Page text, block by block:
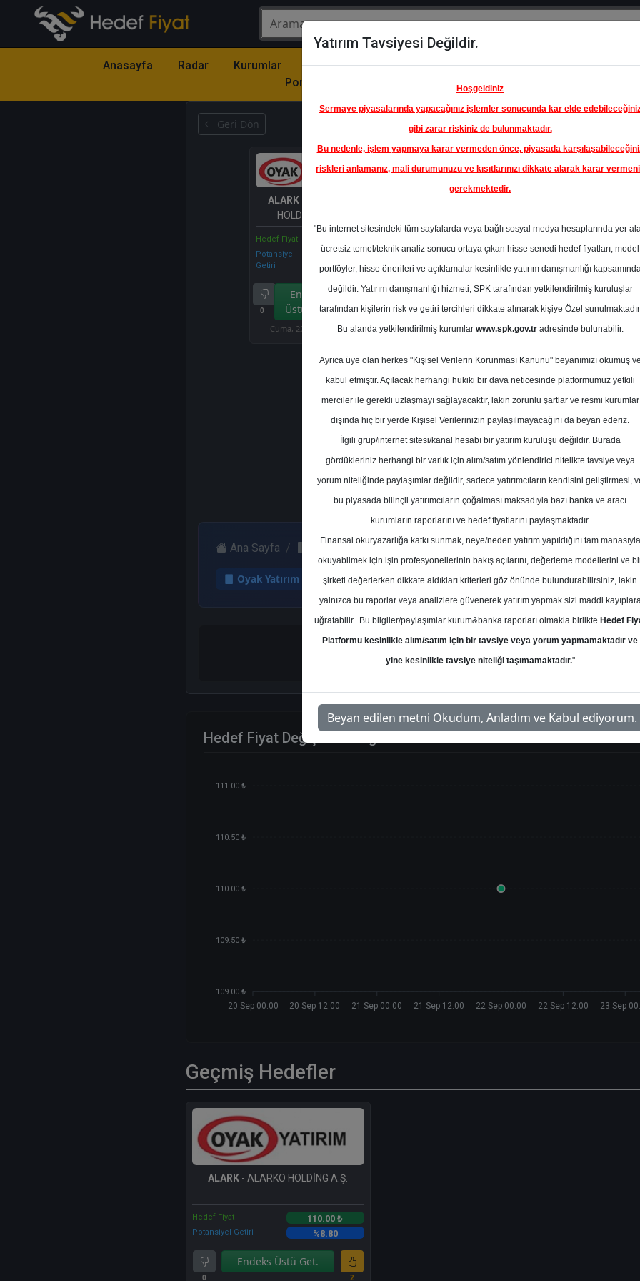
Anasayfa Radar Kurumlar
Model
Portföy
Hisse
Öne
Çıkanlar
Raporlar
Geri Dön
ALARK
HOLDİNG A.Ş.
Hedef Fiyat
Potansiyel
Getiri
%8.80
0
Endeks
Üstü Get.
2
Cuma, 22 Eylül 2023
En Yüksek Tahmin
Ortalama Fiyat
Tahmini
Potansiyeli
Kurum Sayısı
3
Cuma, 22 Eylül 2023
Ana Sayfa Hedef Fiyat
Oyak Yatırım Hedef: 110.00 ₺ Potansiyel: %8.80
Hedef Fiyat Değişim Grafiği
111.00 ₺
110.50 ₺
110.00 ₺
109.50 ₺
109.00 ₺
20 Sep 00:00 20 Sep 12:00 21 Sep 00:00 21 Sep 12:00 22 Sep 00:00 22 Sep 12:00 23 Sep
Geçmiş Hedefler
ALARK - ALARKO HOLDİNG A.Ş.
Hedef Fiyat 110.00 ₺
Potansiyel Getiri %8.80
0
Endeks Üstü Get.
2
Yatırım Tavsiyesi Değildir.
Hoşgeldiniz
Sermaye piyasalarında yapacağınız işlemler sonucunda kar elde
gibi zarar riskiniz de bulunmaktadır.
Bu nedenle, işlem yapmaya karar vermeden önce, piyasada
riskleri anlamanız, mali durumunuzu ve kısıtlarınızı dikkate alarak karar
gerekmektedir.
"Bu internet sitesindeki tüm sayfalarda veya bağlı sosyal medya hesaplarında yer
ücretsiz temel/teknik analiz sonucu ortaya çıkan hisse senedi hedef fiyatları, model
portföyler, hisse önerileri ve açıklamalar kesinlikle yatırım danışmanlığı
değildir. Yatırım danışmanlığı hizmeti, SPK tarafından yetkilendirilmiş kuruluşlar
tarafından kişilerin risk ve getiri tercihleri dikkate alınarak kişiye Özel
Bu alanda yetkilendirilmiş kurumlar www.spk.gov.tradresinde bulunabilir.
Ayrıca üye olan herkes "Kişisel Verilerin Korunması Kanunu" beyanımızı okumuş ve
kabul etmiştir. Açılacak herhangi hukiki bir dava neticesinde platformumuz yetkili
merciler ile gerekli uzlaşmayı sağlayacaktır, lakin zorunlu şartlar ve resmi kurumlar
dışında hiç bir yerde Kişisel Verilerinizin paylaşılmayacağını da beyan ederiz.
İlgili grup/internet sitesi/kanal hesabı bir yatırım kuruluşu değildir. Burada
gördükleriniz herhangi bir varlık için alım/satım yönlendirici nitelikte tavsiye veya
yorum niteliğinde paylaşımlar değildir, sadece yatırımcıların kendisini geliştirmesi,
bu piyasada bilinçli yatırımcıların çoğalması maksadıyla bazı banka ve aracı
kurumların raporlarını ve hedef fiyatlarını paylaşmaktadır.
Finansal okuryazarlığa katkı sunmak, neye/neden yatırım yapıldığını tam manasıyla
okuyabilmek için işin profesyonellerinin bakış açılarını, değerleme modellerini ve
şirketi değerlerken dikkate aldıkları kriterleri göz önünde bulundurabilirsiniz, lakin
yalnızca bu raporlar veya analizlere güvenerek yatırım yapmak sizi maddi
uğratabilir.. Bu bilgiler/paylaşımlar kurum&banka raporları olmakla birlikte Hedef
Platformu kesinlikle alım/satım için bir tavsiye veya yorum yapmamaktadır ve
yine kesinlikle tavsiye niteliği taşımamaktadır."
Beyan edilen metni Okudum, Anladım ve Kabul ediyorum.